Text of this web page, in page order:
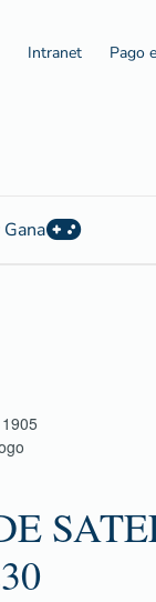
Intranet Pago
Gana